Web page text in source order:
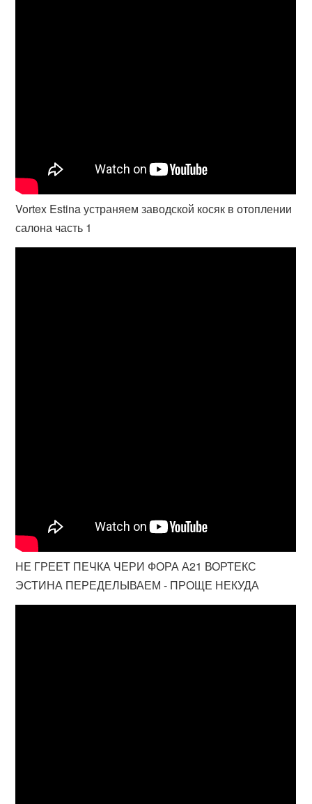
Vortex Estina устраняем заводской косяк в отоплении
салона часть 1
НЕ ГРЕЕТ ПЕЧКА ЧЕРИ ФОРА А21 ВОРТЕКС
ЭСТИНА ПЕРЕДЕЛЫВАЕМ - ПРОЩЕ НЕКУДА